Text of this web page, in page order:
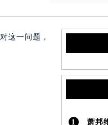
这一问题，
1